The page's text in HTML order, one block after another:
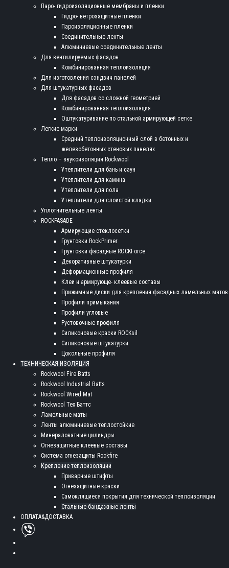
Паро- гидроизоляционные мембраны и пленки
Гидро- ветрозащитные пленки
Пароизоляционные пленки
Соединительные ленты
Алюминиевые соединительные ленты
Для вентилируемых фасадов
Комбинированная теплоизоляция
Для изготовления сэндвич панелей
Для штукатурных фасадов
Для фасадов со сложной геометрией
Комбинированная теплоизоляция
Оштукатуривание по стальной армирующей сетке
Легкие марки
Средний теплоизоляционный слой в бетонных и
железобетонных стеновых панелях
Тепло – звукоизоляция Rockwool
Утеплители для бань и саун
Утеплители для камина
Утеплители для пола
Утеплители для слоистой кладки
Уплотнительные ленты
ROCKFASADE
Армирующие стеклосетки
Грунтовки RockPrimer
Грунтовки фасадные ROCKForce
Декоративные штукатурки
Деформационные профиля
Клеи и армирующе- клеевые составы
Прижимные диски для крепления фасадных ламельных матов
Профили примыкания
Профили угловые
Рустовочные профиля
Силиконовые краски ROCKsil
Силиконовые штукатурки
Цокольные профиля
ТЕХНИЧЕСКАЯ ИЗОЛЯЦИЯ
Rockwool Fire Batts
Rockwool Industrial Batts
Rockwool Wired Mat
Rockwool Тех Баттс
Ламельные маты
Ленты алюминиевые теплостойкие
Минераловатные цилиндры
Огнезащитные клеевые составы
Система огнезащиты Rockfire
Крепление теплоизоляции
Приварные штифты
Огнезащитные краски
Самоклящиеся покрытия для технической теплоизоляции
Стальные бандажные ленты
ОПЛАТА&ДОСТАВКА